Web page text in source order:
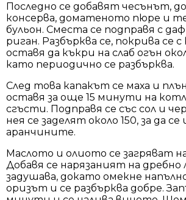
Последно се добавят чесънът,
консерва, доматеното пюре и
бульон. Сместа се подправя с
риган. Разбърква се, покрива се с
оставя да къкри на слаб огън
като периодично се разбърква.
След това капакът се маха и
оставя за още 15 минути на
сгъсти. Подправя се със сол и
нея се заделят около 150, за да се
аранчините.
Маслото и олиото се загряват
Добавя се нарязаният на дребно
задушава, докато омекне
оризът и се разбърква добре.